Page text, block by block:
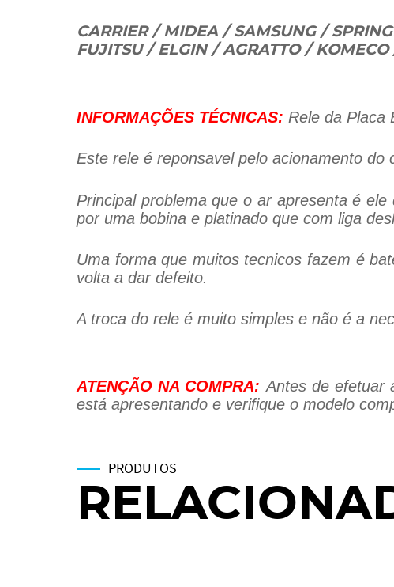
CARRIER / MIDEA / SAMSUNG /
FUJITSU / ELGIN / AGRATTO /
INFORMAÇÕES TÉCNICAS: Rele da Placa
Este rele é reponsavel pelo acionamento do
Principal problema que o ar apresenta é
por uma bobina e platinado que com liga
Uma forma que muitos tecnicos fazem é
volta a dar defeito.
A troca do rele é muito simples e não é a
ATENÇÃO NA COMPRA: Antes de efetuar
está apresentando e verifique o modelo
PRODUTOS